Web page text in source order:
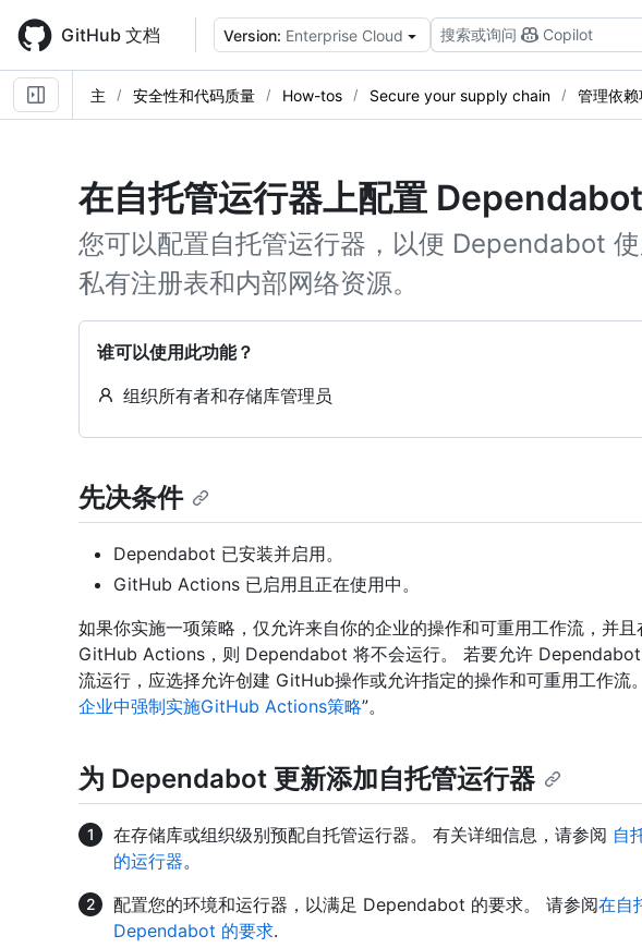
main
content
GitHub 文档 Version: Enterprise Cloud 搜索或询问 Copilot
主 安全性和代码质量 How-tos Secure your supply chain 管理依
在自托管运行器上配置 Dependabot
您可以配置自托管运行器，以便 Dependabot
私有注册表和内部网络资源。
谁可以使用此功能？
组织所有者和存储库管理员
先决条件
Dependabot 已安装并启用。
GitHub Actions 已启用且正在使用中。
如果你实施一项策略，仅允许来自你的企业的操作和可重用工作流，并
GitHub Actions，则 Dependabot 将不会运行。 若要允许
流运行，应选择允许创建 GitHub操作或允许指定的操作和可重用工作流
企业中强制实施GitHub Actions策略”。
为 Dependabot 更新添加自托管运行器
在存储库或组织级别预配自托管运行器。 有关详细信息，请参阅 自
的运行器。
配置您的环境和运行器，以满足 Dependabot 的要求。 请参阅在自
Dependabot 的要求.